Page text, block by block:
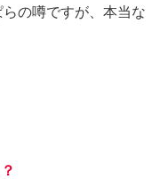
の噂ですが、本当な